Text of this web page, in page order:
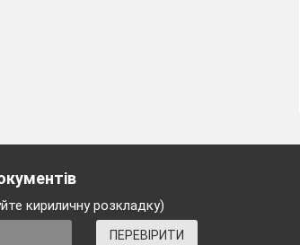
працею;
прагнуть сумлінно
школярів, віра у
знання.
кириличну розкладку)
ПЕРЕВІРИТИ